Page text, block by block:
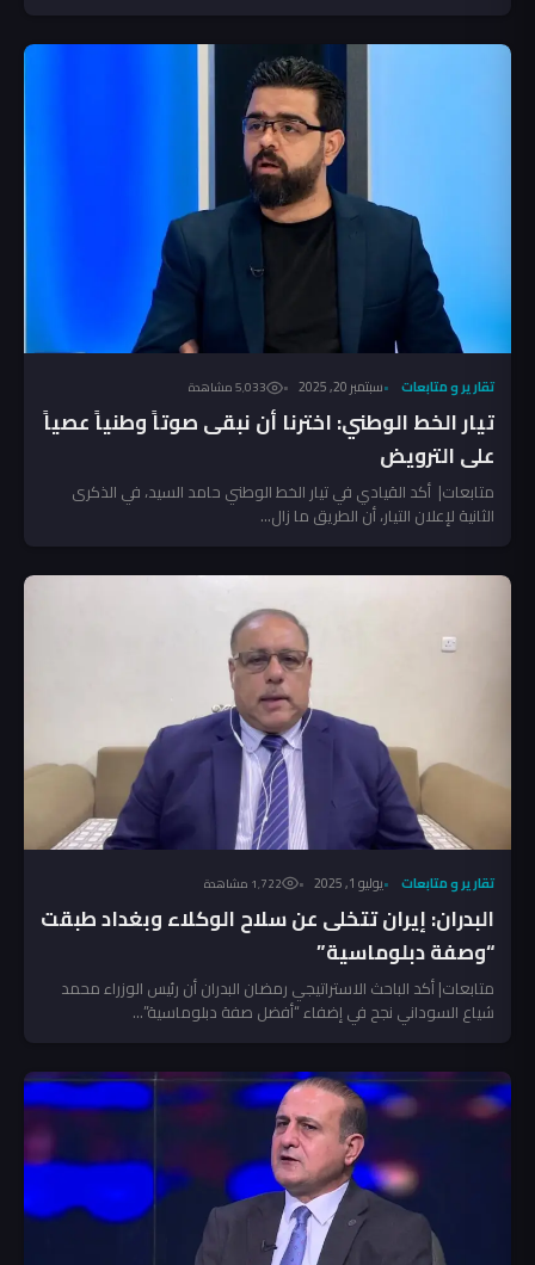
تقارير و متابعات سبتمبر 20, 2025 5٬033 مشاهدة
تيار الخط الوطني: اخترنا أن نبقى صوتاً وطنياً عصياً
على الترويض
متابعات| أكد القيادي في تيار الخط الوطني حامد السيد، في الذكرى
الثانية لإعلان التيار، أن الطريق ما زال...
تقارير و متابعات يوليو 1, 2025 1٬722 مشاهدة
البدران: إيران تتخلى عن سلاح الوكلاء وبغداد طبقت
“وصفة دبلوماسية”
متابعات| أكد الباحث الاستراتيجي رمضان البدران أن رئيس الوزراء محمد
شياع السوداني نجح في إضفاء “أفضل صفة دبلوماسية”...